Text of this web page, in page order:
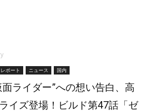
ポート ニュース 国内
ライダー”への想い告白、高
イズ登場！ビルド第47話「ゼ